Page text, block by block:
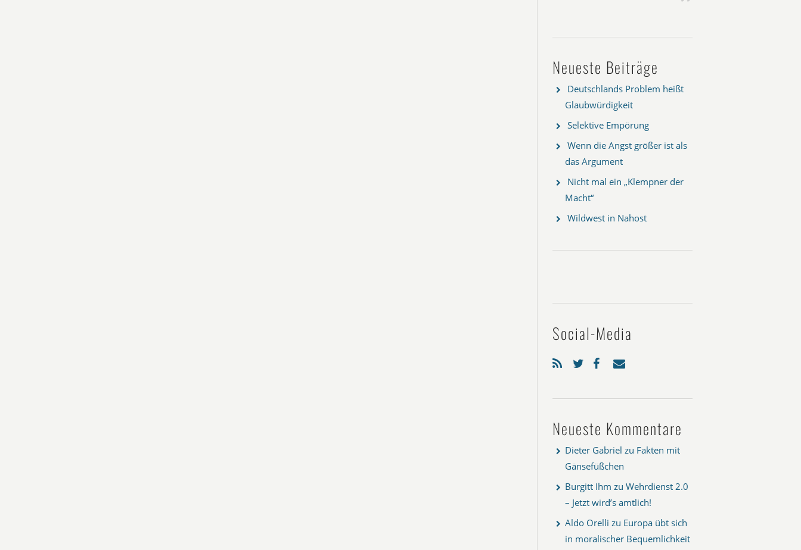
Neueste Beiträge
Deutschlands Problem heißt
Glaubwürdigkeit
Selektive Empörung
Wenn die Angst größer ist als
das Argument
Nicht mal ein „Klempner der
Macht“
Wildwest in Nahost
Social-Media
Neueste Kommentare
Dieter Gabriel zu Fakten mit
Gänsefüßchen
Burgitt Ihm zu Wehrdienst 2.0
– Jetzt wird’s amtlich!
Aldo Orelli zu Europa übt sich
in moralischer Bequemlichkeit